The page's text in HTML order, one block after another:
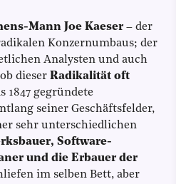
Mann Joe Kaeser– der
Konzernumbaus; der
Analysten und auch
dieser Radikalität oft
1847 gegründete
seiner Geschäftsfelder,
sehr unterschiedlichen
Software-
und die Erbauer der
im selben Bett, aber